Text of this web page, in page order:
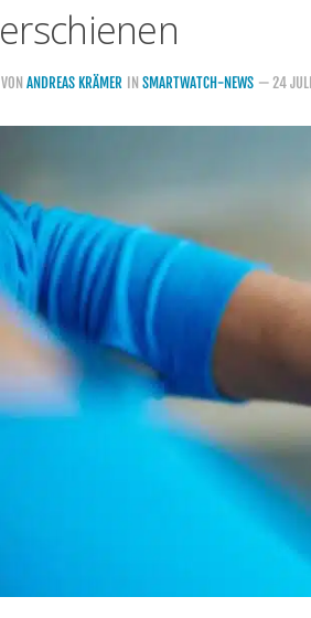
erschienen
VON ANDREAS KRÄMER IN SMARTWATCH-NEWS — 24